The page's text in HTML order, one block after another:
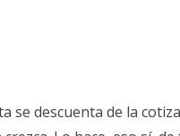
se descuenta de la